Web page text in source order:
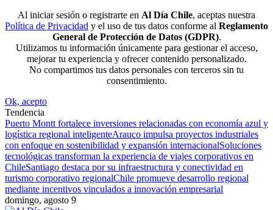
Al iniciar sesión o registrarte en Al Día Chile, aceptas nuestra
Política de Privacidad y el uso de tus datos conforme al Reglamento
General de Protección de Datos (GDPR).
Utilizamos tu información únicamente para gestionar el acceso,
mejorar tu experiencia y ofrecer contenido personalizado.
No compartimos tus datos personales con terceros sin tu
consentimiento.
Ok, acepto
Tendencia
Puerto Montt fortalece inversiones relacionadas con economía azul y
logística regional inteligenteArauco impulsa proyectos industriales
con enfoque en sostenibilidad y expansión internacionalSoluciones
tecnológicas transforman la experiencia de viajes corporativos en
ChileSantiago destaca por su infraestructura y conectividad en
turismo corporativo regionalChile promueve desarrollo regional
mediante incentivos vinculados a innovación empresarial
domingo, agosto 9